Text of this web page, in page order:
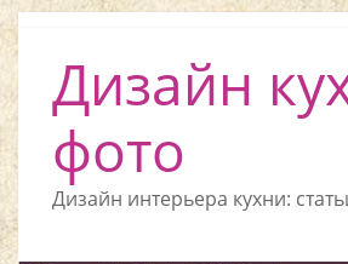
Дизайн
фото
Дизайн интерьера кухни: